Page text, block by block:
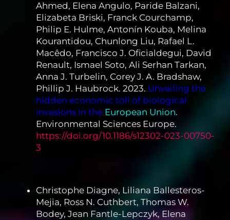
Ahmed, Elena Angulo, Paride Balzani,
Elizabeta Briski, Franck Courchamp,
Philip E. Hulme, Antonín Kouba, Melina
Kourantidou, Chunlong Liu, Rafael L.
Macêdo, Francisco J. Oficialdegui, David
Renault, Ismael Soto, Ali Serhan Tarkan,
Anna J. Turbelin, Corey J. A. Bradshaw,
Phillip J. Haubrock. 2023. Unveiling the
hidden economic toll of biological
invasions in the European Union.
Environmental Sciences Europe.
https://doi.org/10.1186/s12302-023-00750-
3
Christophe Diagne, Liliana Ballesteros-
Mejia, Ross N. Cuthbert, Thomas W.
Bodey, Jean Fantle-Lepczyk, Elena